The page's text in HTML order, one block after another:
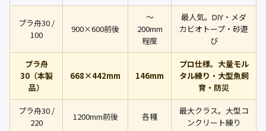
プラ舟30 /
100
900×600前後
〜
200mm
程度
最人気。DIY・メダ
カビオトープ・砂遊
び
プラ舟
30（本製
品）
668×442mm 146mm
プロ仕様。大量モル
タル練り・大型魚飼
育・防災
プラ舟30 /
220
1200mm前後 各種
最大クラス。大型コ
ンクリート練り